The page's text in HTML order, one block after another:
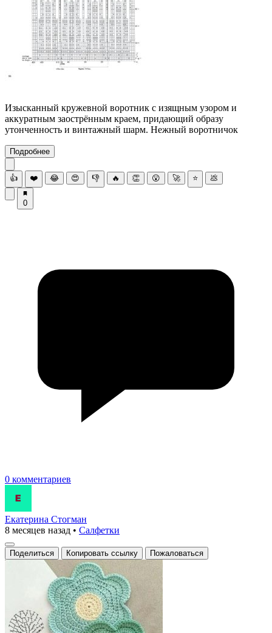
Изысканный кружевной воротник с изящным узором и
аккуратным заострённым краем, придающий образу
утонченность и винтажный шарм. Нежный воротничок
Подробнее
👍 ❤️ 😂 😍 👎 🔥 👏 😮 🚀 ⭐ 💩
0
0 комментариев
Екатерина Стогман
8 месяцев назад • Салфетки
Поделиться Копировать ссылку Пожаловаться